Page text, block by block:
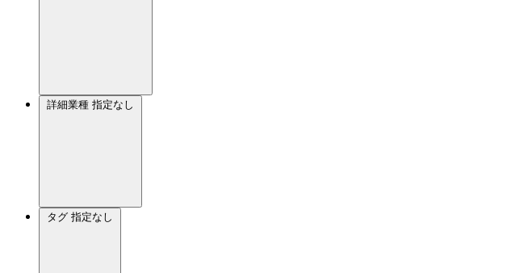
詳細業種 指定なし
タグ 指定なし